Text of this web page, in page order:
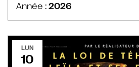
Année : 2026
LUN
10